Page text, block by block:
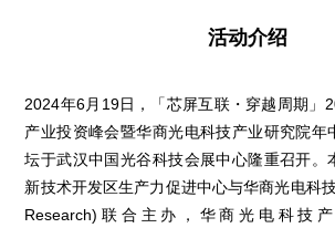
活动介绍
2024年6月19日，「芯屏互联・穿越周期」
产业投资峰会暨华商光电科技产业研究院年
坛于武汉中国光谷科技会展中心隆重召开。
新技术开发区生产力促进中心与华商光电科
Research)联合主办，华商光电科技